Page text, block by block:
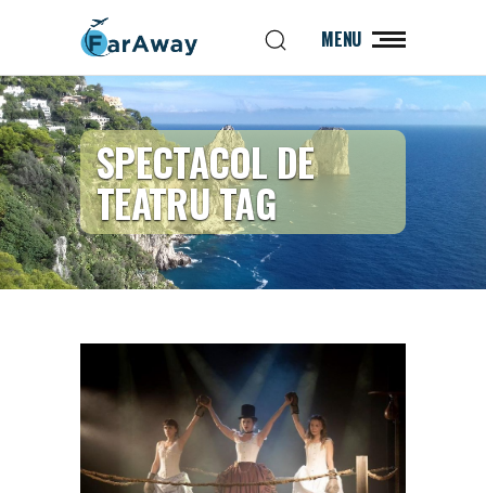
MENU
SPECTACOL DE
TEATRU TAG